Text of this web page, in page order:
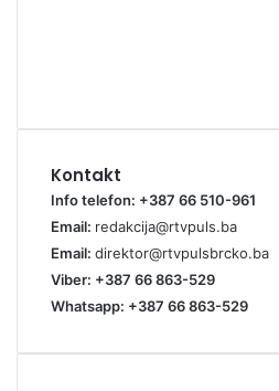
Kontakt
Info telefon: +387 66 510-961
Email: redakcija@rtvpuls.ba
Email: direktor@rtvpulsbrcko.ba
Viber: +387 66 863-529
Whatsapp: +387 66 863-529